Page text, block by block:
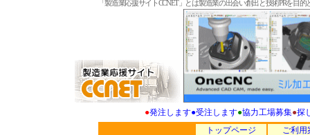
「製造業応援サイトCCNET」とは製造業の出会い創出と技術PRを
●発注します●受注します●協力工場募集●探
トップページ
ご利用